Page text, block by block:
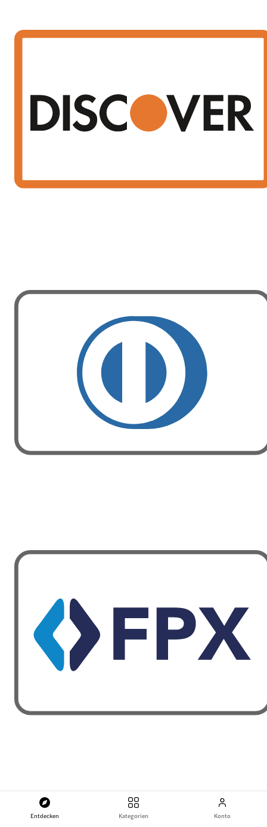
Entdecken Kategorien Konto